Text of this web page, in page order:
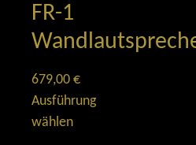
FR-1
679,00 €
Ausführung
wählen